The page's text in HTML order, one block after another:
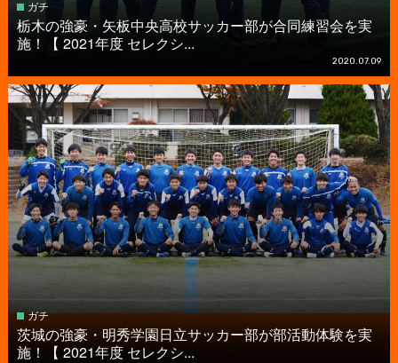
ガチ
栃木の強豪・矢板中央高校サッカー部が合同練習会を実
施！【 2021年度 セレクシ...
2020.07.09
ガチ
茨城の強豪・明秀学園日立サッカー部が部活動体験を実
施！【 2021年度 セレクシ...